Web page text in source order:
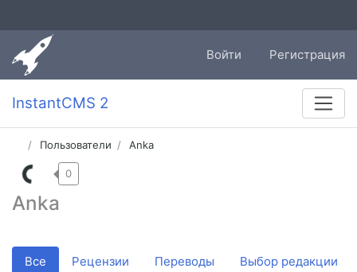
Войти Регистрация
InstantCMS 2
Пользователи Anka
Anka
0
Все Рецензии Переводы Выбор редакции